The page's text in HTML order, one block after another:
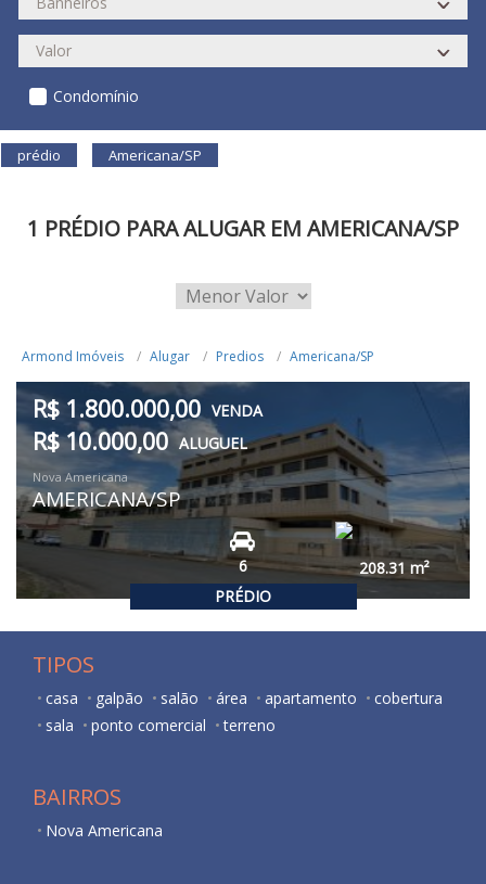
Condomínio
prédio Americana/SP
1 PRÉDIO PARA ALUGAR EM AMERICANA/SP
Armond Imóveis Alugar Predios Americana/SP
PRÉDIO
R$ 1.800.000,00 VENDA
R$ 10.000,00 ALUGUEL
Nova Americana
AMERICANA/SP
6 208.31 m²
TIPOS
casa galpão salão área apartamento
cobertura
sala
ponto comercial terreno
BAIRROS
Nova Americana